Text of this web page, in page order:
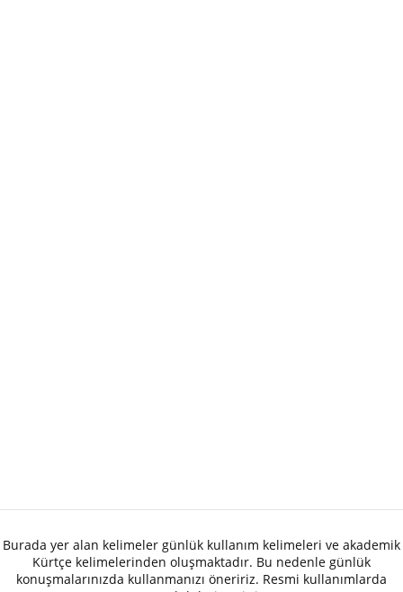
Burada yer alan kelimeler günlük kullanım kelimeleri ve akademik
Kürtçe kelimelerinden oluşmaktadır. Bu nedenle günlük
konuşmalarınızda kullanmanızı öneririz. Resmi kullanımlarda